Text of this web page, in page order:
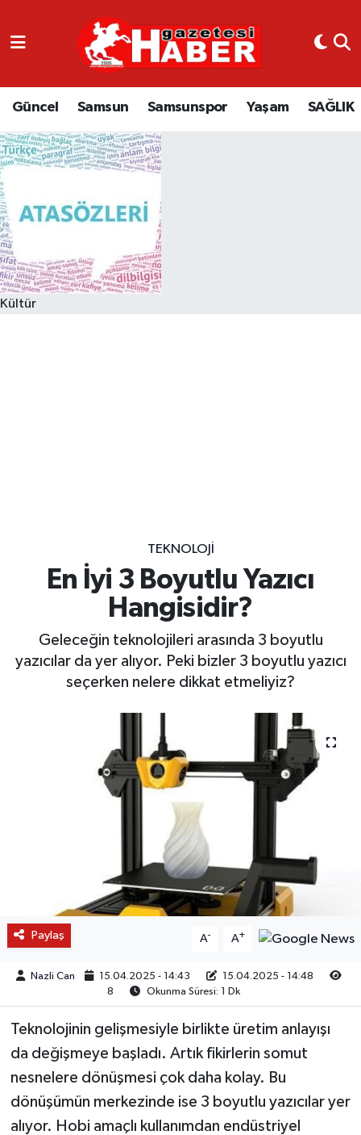
Güncel Samsun Samsunspor Yaşam SAĞLIK
Kültür
TEKNOLOJI
En İyi 3 Boyutlu Yazıcı
Hangisidir?
Geleceğin teknolojileri arasında 3 boyutlu
yazıcılar da yer alıyor. Peki bizler 3 boyutlu yazıcı
seçerken nelere dikkat etmeliyiz?
Paylaş A- A+
Nazli Can 15.04.2025 - 14:43
15.04.2025 - 14:48
8
Okunma Süresi: 1 Dk
Teknolojinin gelişmesiyle birlikte üretim anlayışı
da değişmeye başladı. Artık fikirlerin somut
nesnelere dönüşmesi çok daha kolay. Bu
dönüşümün merkezinde ise 3 boyutlu yazıcılar yer
alıyor. Hobi amaçlı kullanımdan endüstriyel
GÜNCEL
SAMSUN
SAMSUNSPOR
YAŞAM